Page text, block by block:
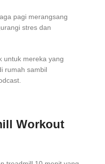
pagi merangsang
stres dan
untuk mereka yang
rumah sambil
Workout